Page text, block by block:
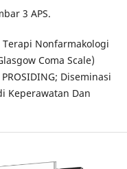
3 APS.
Nonfarmakologi
Coma Scale)
Diseminasi
Keperawatan Dan